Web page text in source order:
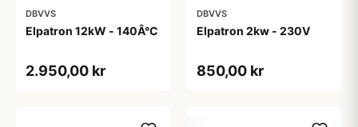
DBVVS
Elpatron 12kW - 140Â°C
2.950,00 kr
DBVVS
Elpatron 2kw - 230V
850,00 kr